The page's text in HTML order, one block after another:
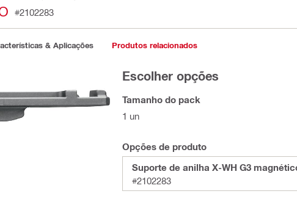
#2102283
& Aplicações Produtos relacionados
Escolher opções
Tamanho do pack
1 un
Opções de produto
Suporte de anilha X-WH G3
#2102283